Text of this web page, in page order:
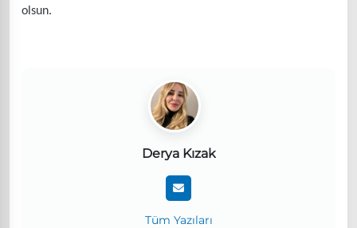
olsun.
Derya Kızak
Tüm Yazıları